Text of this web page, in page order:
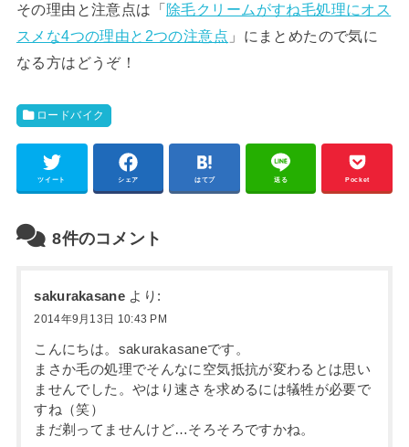
その理由と注意点は「除毛クリームがすね毛処理にオス
スメな4つの理由と2つの注意点 」にまとめたので気に
なる方はどうぞ！
ロードバイク
ツイート シェア はてブ 送る Pocket
8件のコメント
sakurakasane より:
2014年9月13日 10:43 PM
こんにちは。sakurakasaneです。
まさか毛の処理でそんなに空気抵抗が変わるとは思い
ませんでした。やはり速さを求めるには犠牲が必要で
すね（笑）
まだ剃ってませんけど…そろそろですかね。